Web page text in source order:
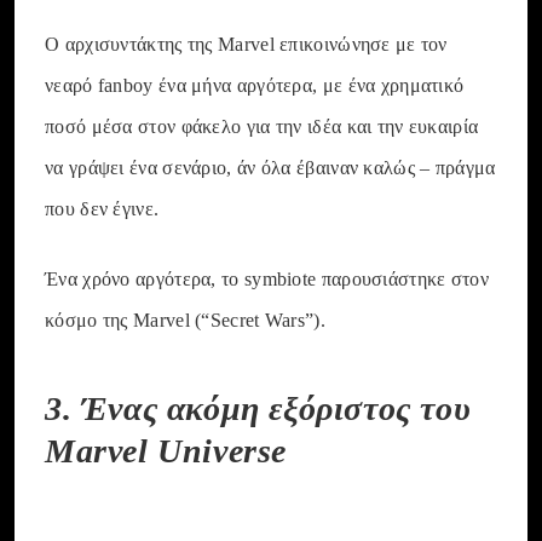
Ο αρχισυντάκτης της Marvel επικοινώνησε με τον
νεαρό fanboy ένα μήνα αργότερα, με ένα χρηματικό
ποσό μέσα στον φάκελο για την ιδέα και την ευκαιρία
να γράψει ένα σενάριο, άν όλα έβαιναν καλώς – πράγμα
που δεν έγινε.
Ένα χρόνο αργότερα, το symbiote παρουσιάστηκε στον
κόσμο της Marvel (“Secret Wars”).
3. Ένας ακόμη εξόριστος του
Marvel Universe